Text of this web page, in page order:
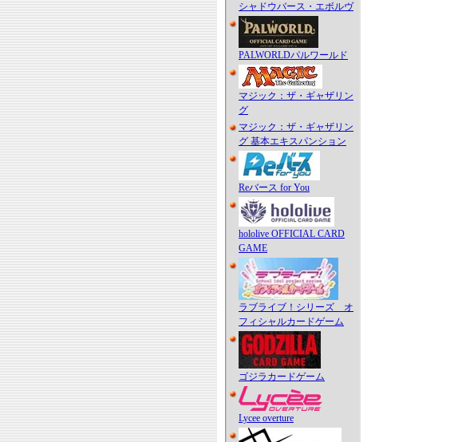
シャドウバース・エボルヴ
PALWORLDパルワールド
マジック：ザ・ギャザリン
グ
マジック：ザ・ギャザリン
グ 基本エキスパンション
Reバース for You
hololive OFFICIAL CARD
GAME
ラブライブ！シリーズ オ
フィシャルカードゲーム
ゴジラカードゲーム
Lycee overture